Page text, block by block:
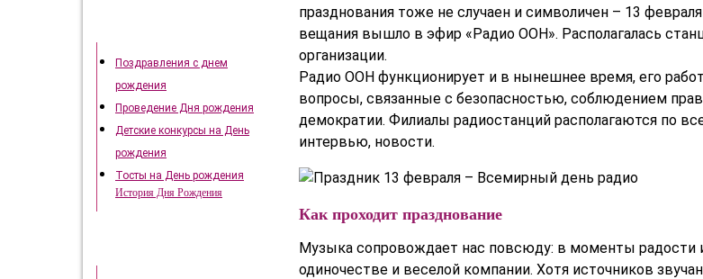
празднования тоже не случаен и символичен – 13
вещания вышло в эфир «Радио ООН». Располагалась
организации.
Радио ООН функционирует и в нынешнее время, его
вопросы, связанные с безопасностью, соблюдением
демократии. Филиалы радиостанций располагаются по
интервью, новости.
Как проходит празднование
Музыка сопровождает нас повсюду: в моменты радости
одиночестве и веселой компании. Хотя источников
Поздравления с днем
рождения
Проведение Дня рождения
Детские конкурсы на День
рождения
Тосты на День рождения
История Дня Рождения